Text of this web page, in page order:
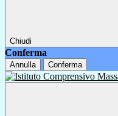
Chiudi
Conferma
Annulla Conferma